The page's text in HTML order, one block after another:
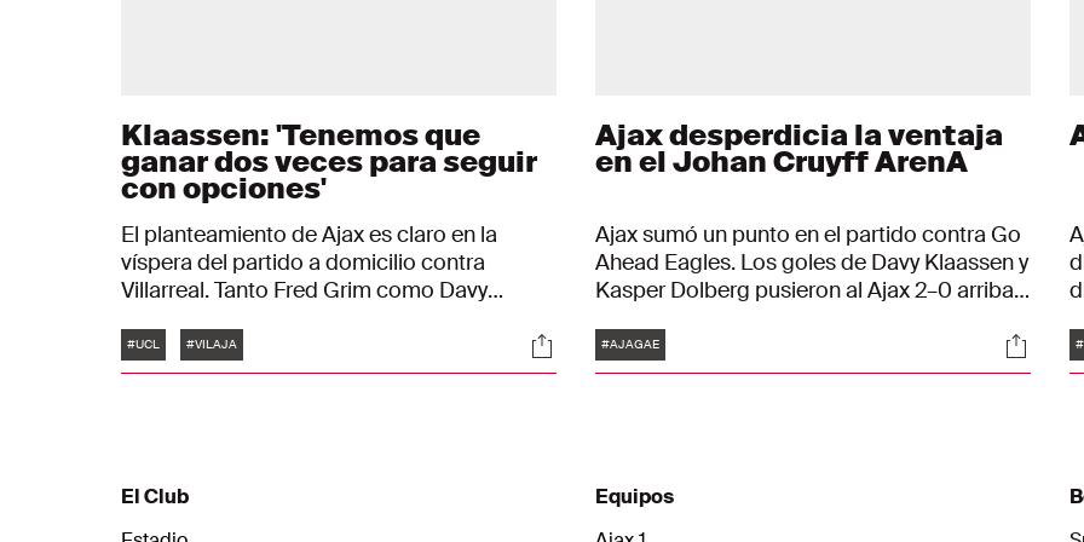
Klaassen: 'Tenemos que
ganar dos veces para seguir
con opciones'
El planteamiento de Ajax es claro en la
víspera del partido a domicilio contra
Villarreal. Tanto Fred Grim como Davy
van a por la victoria. "Hay una pequeña
posibilidad, pero mientras exista, hay que ir
Etiquetas
#UCL #VILAJA Sociales
Ajax desperdicia la ventaja
en el Johan Cruyff ArenA
Ajax sumó un punto en el partido contra Go
Ahead Eagles. Los goles de Davy Klaassen y
Kasper Dolberg pusieron al Ajax 2–0 arriba,
cuando Go Ahead Eagles marcó dos veces.
Etiquetas
#AJAGAE
El Club
Equipos